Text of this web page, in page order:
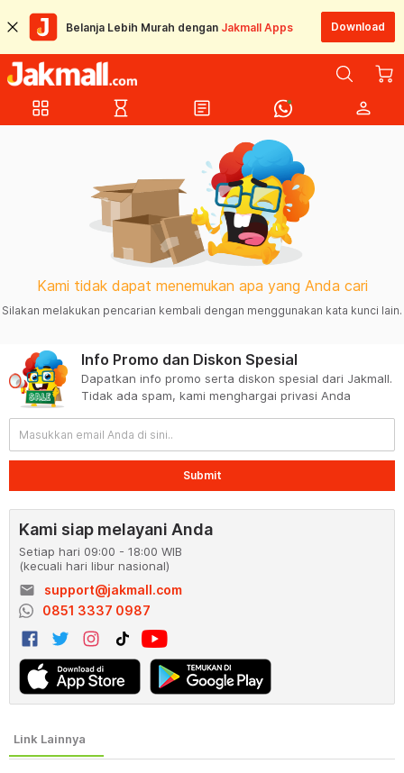
Belanja Lebih Murah dengan Jakmall Apps Download
grid_view hourglass_empty article person
Kami tidak dapat menemukan apa yang Anda cari
Silakan melakukan pencarian kembali dengan menggunakan kata kunci lain.
Info Promo dan Diskon Spesial
Dapatkan info promo serta diskon spesial dari Jakmall.
Tidak ada spam, kami menghargai privasi Anda
Submit
Kami siap melayani Anda
Setiap hari 09:00 - 18:00 WIB
(kecuali hari libur nasional)
email
support@jakmall.com
0851 3337 0987